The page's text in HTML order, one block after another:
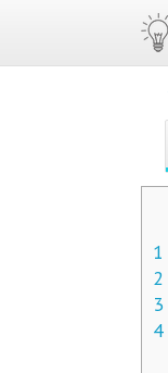
1
2
3
4